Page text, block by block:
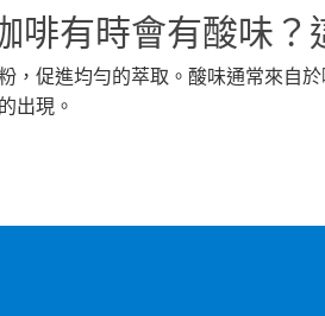
啡有時會有酸味？
，促進均勻的萃取。酸味通常來自
出現。